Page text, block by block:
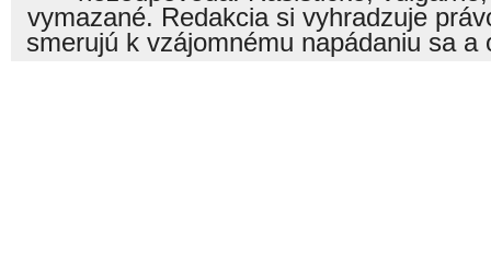
vymazané. Redakcia si vyhradzuje
smerujú k vzájomnému napádaniu sa